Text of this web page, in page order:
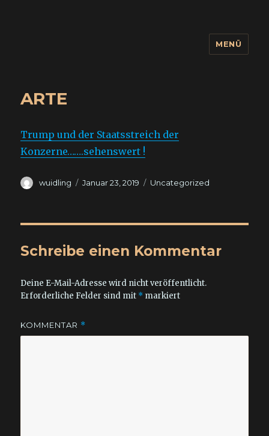
MENÜ
ARTE
Trump und der Staatsstreich der
Konzerne…….sehenswert !
Autor
wuidling
Veröffentlicht
Januar 23, 2019 Kategorien
Uncategorized
Schreibe einen Kommentar
Deine E-Mail-Adresse wird nicht veröffentlicht.
Erforderliche Felder sind mit * markiert
KOMMENTAR *